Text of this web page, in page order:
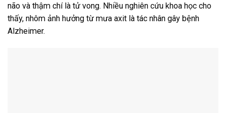
não và thậm chí là tử vong. Nhiều nghiên cứu khoa học cho
thấy, nhôm ảnh hưởng từ mưa axit là tác nhân gây bệnh
Alzheimer.